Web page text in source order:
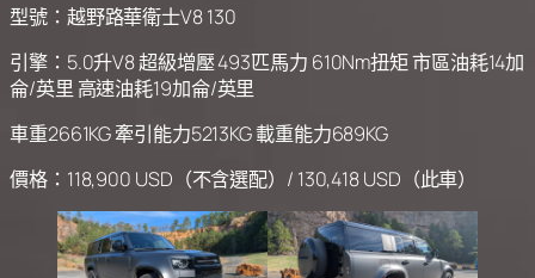
型號：越野路華衛士V8 130
引擎：5.0升V8 超級增壓 493匹馬力 610Nm扭矩 市區油耗14加
侖/英里 高速油耗19加侖/英里
車重2661KG 牽引能力5213KG 載重能力689KG
價格：118,900 USD（不含選配）/ 130,418 USD（此車）